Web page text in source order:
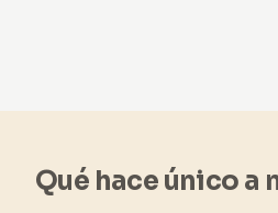
Qué hace único